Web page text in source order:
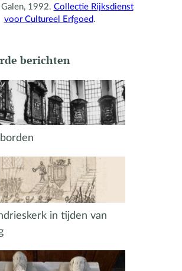
Galen, 1992. Collectie Rijksdienst
voor Cultureel Erfgoed.
berichten
in tijden van